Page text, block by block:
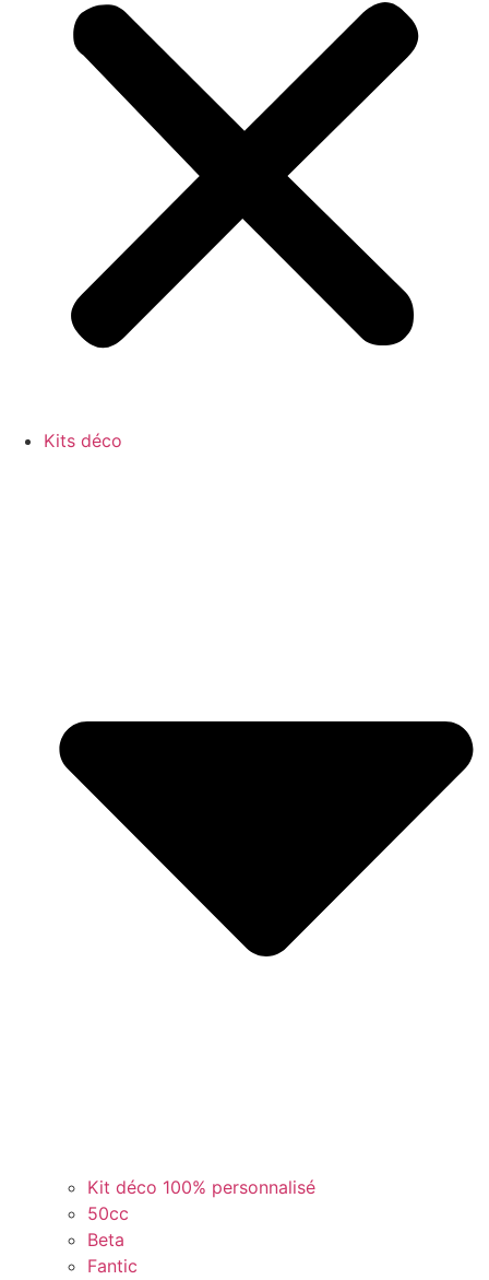
Kits déco
Kit déco 100% personnalisé
50cc
Beta
Fantic